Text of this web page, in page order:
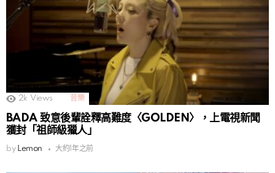
2k Views 音樂
BADA 致意後輩詮釋高難度〈GOLDEN〉，上電視新聞
獲封「祖師級獵人」
by Lemon 大約1年之前